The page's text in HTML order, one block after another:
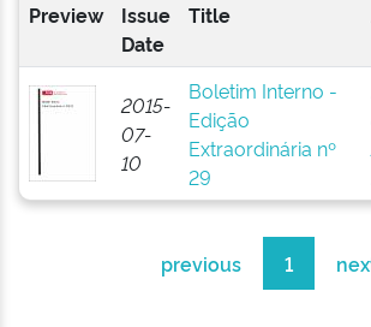
Preview
Issue
Date
Title
2015-
07-
10
Boletim Interno -
Edição
Extraordinária nº
29
previous 1